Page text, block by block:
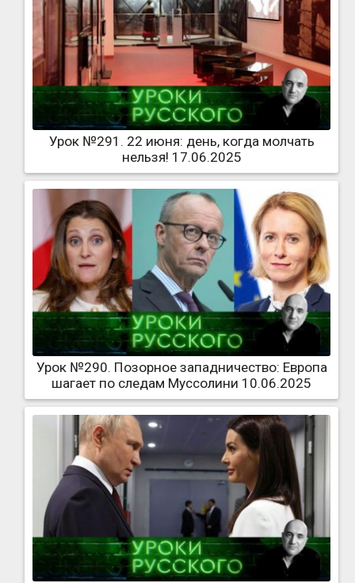
Урок №291. 22 июня: день, когда молчать
нельзя! 17.06.2025
Урок №290. Позорное западничество: Европа
шагает по следам Муссолини 10.06.2025